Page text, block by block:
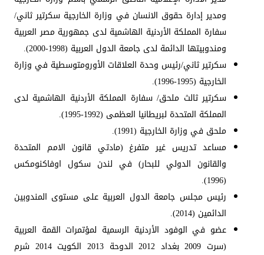
ومدير إدارة حقوق الانسان في وزارة الخارجية سكرتير ثاني/
سفارة المملكة الأردنية الهاشمية لدى جمهورية مصر العربية
ومندوبيتها الدائمة لدى جامعة الدول العربية (1998-2000).
سكرتير ثاني/رئيس وحدة العلاقات الأورومتوسطية في وزارة
الخارجية (1995-1996).
سكرتير ثالث ملحق/ سفارة المملكة الأردنية الهاشمية لدى
المملكة المتحدة لبريطانيا العظمى (1992-1995).
ملحق في وزارة الخارجية (1991).
مساعد تدريس غير متفرغ (مادتي قانون الامم المتحدة
والقانون الدولي للبحار) في لندن سكول اوفاكنومكس
(1996).
رئيس مجلس جامعة الدول العربية على مستوى المندوبين
الدائمين (2014).
عضو في الوفود الأردنية الرسمية لمؤتمرات القمة العربية
(سرت 2009 بغداد 2012 الدوحة 2013 الكويت 2014 شرم